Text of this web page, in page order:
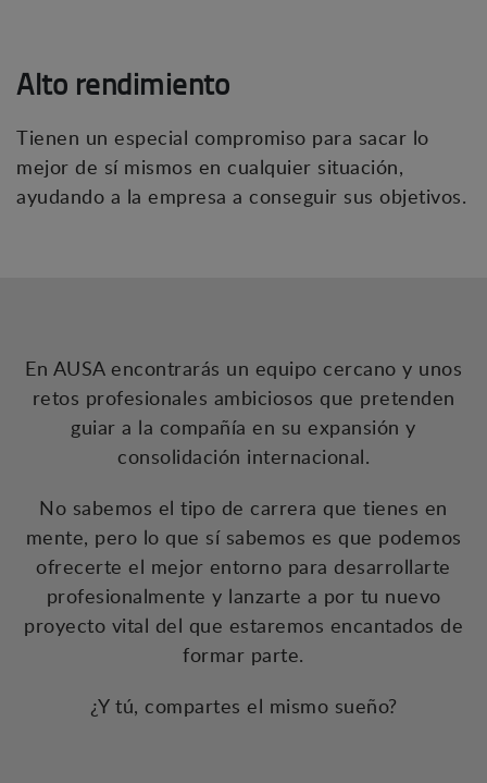
Alto rendimiento
Tienen un especial compromiso para sacar lo
mejor de sí mismos en cualquier situación,
ayudando a la empresa a conseguir sus objetivos.
En AUSA encontrarás un equipo cercano y unos
retos profesionales ambiciosos que pretenden
guiar a la compañía en su expansión y
consolidación internacional.
No sabemos el tipo de carrera que tienes en
mente, pero lo que sí sabemos es que podemos
ofrecerte el mejor entorno para desarrollarte
profesionalmente y lanzarte a por tu nuevo
proyecto vital del que estaremos encantados de
formar parte.
¿Y tú, compartes el mismo sueño?